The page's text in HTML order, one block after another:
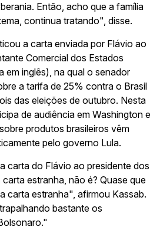
Então, acho que a família
continua tratando", disse.
a carta enviada por Flávio ao
Comercial dos Estados
em inglês), na qual o senador
a tarifa de 25% contra o Brasil
das eleições de outubro. Nesta
de audiência em Washington e
produtos brasileiros vêm
pelo governo Lula.
carta do Flávio ao presidente dos
estranha, não é? Quase que
carta estranha", afirmou Kassab.
bastante os